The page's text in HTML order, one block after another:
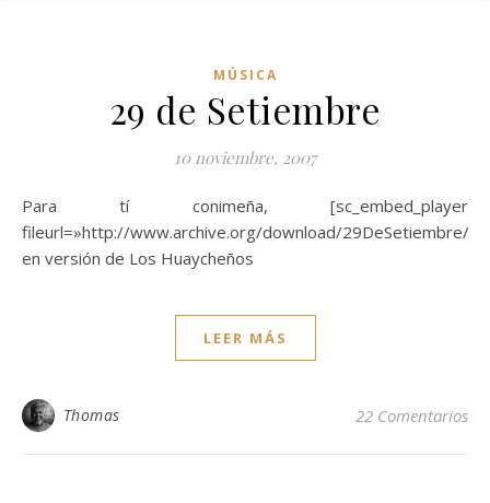
MÚSICA
29 de Setiembre
10 noviembre, 2007
Para tí conimeña, [sc_embed_player
fileurl=»http://www.archive.org/download/29DeSetiembre/
en versión de Los Huaycheños
LEER MÁS
Thomas 22 Comentarios